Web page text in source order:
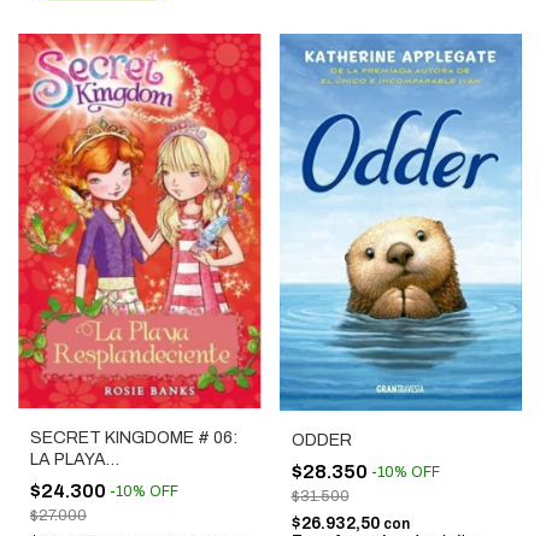
SECRET KINGDOME # 06:
LA PLAYA
RESPLANDECIENTE
$24.300 -10% OFF
$27.000
ODDER
$28.350 -10% OFF
$31.500
$26.932,50 con